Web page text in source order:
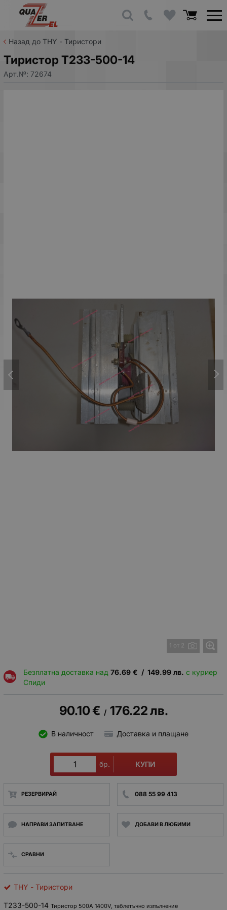
Назад до THY - Тиристори
Тиристор T233-500-14
Арт.№: 72674
1 от 2
Безплатна доставка над 76.69 € / 149.99 лв. с куриер
Спиди
90.10€ / 176.22лв.
В наличност Доставка и плащане
бр. КУПИ
РЕЗЕРВИРАЙ 088 55 99 413
НАПРАВИ ЗАПИТВАНЕ ДОБАВИ В ЛЮБИМИ
СРАВНИ
THY - Тиристори
Т233-500-14 Тиристор 500A 1400V, таблетъчно изпълнение